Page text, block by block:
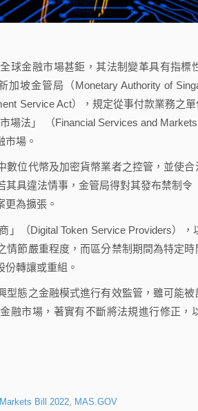
金融市場甚鉅，其法制變革具有指標
坡金管局（Monetary Authority of
Service Act），規定從事付款業務之
場法」 （Financial Services and
市場。
位代幣及加密貨幣業者之控管，並使合
具違法情事，金管局得對其發布禁制令
更為擴張。
（Digital Token Service Providers），
情節嚴重程度，而區分禁制期間為特定
轉讓或重組。
態之金融模式進行有效監管，雖可能被
融市場，著實有不斷將法規進行修正，
Bill 2022, MAS.GOV